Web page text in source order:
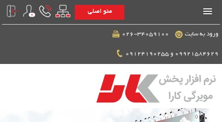
منو اصلی
ورود به سایت